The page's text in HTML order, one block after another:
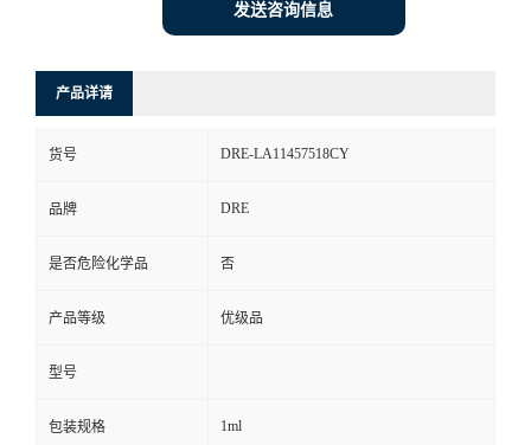
发送咨询信息
产品详请
货号 DRE-LA11457518CY
品牌 DRE
是否危险化学品 否
产品等级 优级品
型号
包装规格 1ml